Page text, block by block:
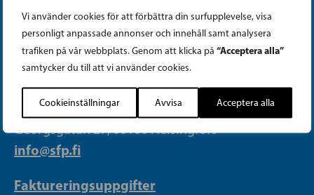
Vi använder cookies för att förbättra din surfupplevelse, visa
personligt anpassade annonser och innehåll samt analysera
trafiken på vår webbplats. Genom att klicka på “Acceptera alla”
samtycker du till att vi använder cookies.
Cookieinställningar Avvisa Acceptera alla
PARTIKANSLIET
Telefon (09) 693 070
PB 430, 00101 Helsingfors
Georgsgatan 27, 00100 Helsingfors
info@sfp.fi
Faktureringsuppgifter